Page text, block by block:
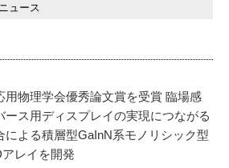
ュース
用物理学会優秀論文賞を受賞 臨場感
ース用ディスプレイの実現につながる
による積層型GaInN系モノリシック型
レイを開発